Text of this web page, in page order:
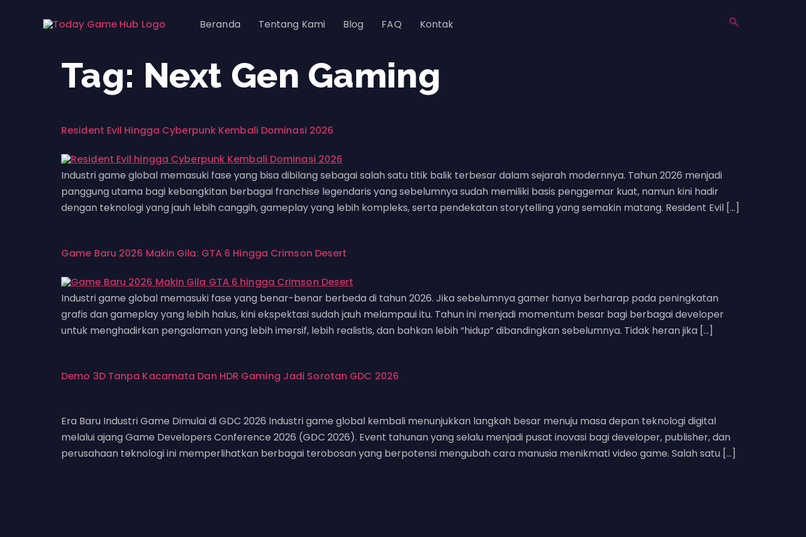
Beranda Tentang Kami Blog FAQ Kontak
Tag: Next Gen Gaming
Resident Evil Hingga Cyberpunk Kembali Dominasi 2026
Industri game global memasuki fase yang bisa dibilang sebagai salah satu titik balik terbesar dalam sejarah modernnya. Tahun 2026 menjadi
panggung utama bagi kebangkitan berbagai franchise legendaris yang sebelumnya sudah memiliki basis penggemar kuat, namun kini hadir
dengan teknologi yang jauh lebih canggih, gameplay yang lebih kompleks, serta pendekatan storytelling yang semakin matang. Resident Evil […]
Game Baru 2026 Makin Gila: GTA 6 Hingga Crimson Desert
Industri game global memasuki fase yang benar-benar berbeda di tahun 2026. Jika sebelumnya gamer hanya berharap pada peningkatan
grafis dan gameplay yang lebih halus, kini ekspektasi sudah jauh melampaui itu. Tahun ini menjadi momentum besar bagi berbagai developer
untuk menghadirkan pengalaman yang lebih imersif, lebih realistis, dan bahkan lebih “hidup” dibandingkan sebelumnya. Tidak heran jika […]
Demo 3D Tanpa Kacamata Dan HDR Gaming Jadi Sorotan GDC 2026
Era Baru Industri Game Dimulai di GDC 2026 Industri game global kembali menunjukkan langkah besar menuju masa depan teknologi digital
melalui ajang Game Developers Conference 2026 (GDC 2026). Event tahunan yang selalu menjadi pusat inovasi bagi developer, publisher, dan
perusahaan teknologi ini memperlihatkan berbagai terobosan yang berpotensi mengubah cara manusia menikmati video game. Salah satu […]